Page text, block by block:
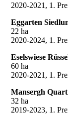
2020-2021, 1.
Eggarten
22 ha
2020-2024, 1.
Eselswiese
60 ha
2020-2021, 1.
Mansergh
32 ha
2019-2023, 1.